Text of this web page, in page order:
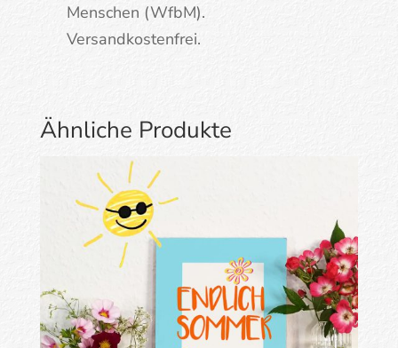
Menschen (WfbM).
Versandkostenfrei.
Ähnliche Produkte